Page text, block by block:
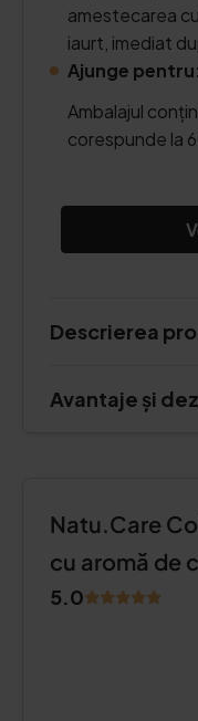
amestecarea
iaurt, imediat
Ajunge pentru:
Ambalajul
corespunde la
Descrierea
Avantaje și
Natu.Care
cu aromă de
5.0